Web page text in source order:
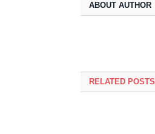
ABOUT AUTHOR
RELATED POSTS